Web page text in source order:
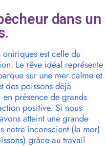
dans un
est celle du
Le rêve idéal représente
sur une mer calme et
des poissons déjà
présence de grands
positive. Si nous
atteint une grande
notre inconscient (la mer)
grâce au travail